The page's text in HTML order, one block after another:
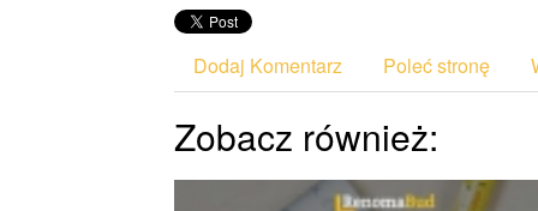
Dodaj Komentarz Poleć stronę
Zobacz również: